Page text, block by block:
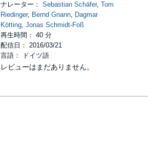
ナレーター：Sebastian Schäfer,Tom
Riedinger, Bernd Gnann, Dagmar
Kötting,Jonas Schmidt-Foß
再生時間： 40 分
配信日： 2016/03/21
言語： ドイツ語
レビューはまだありません。